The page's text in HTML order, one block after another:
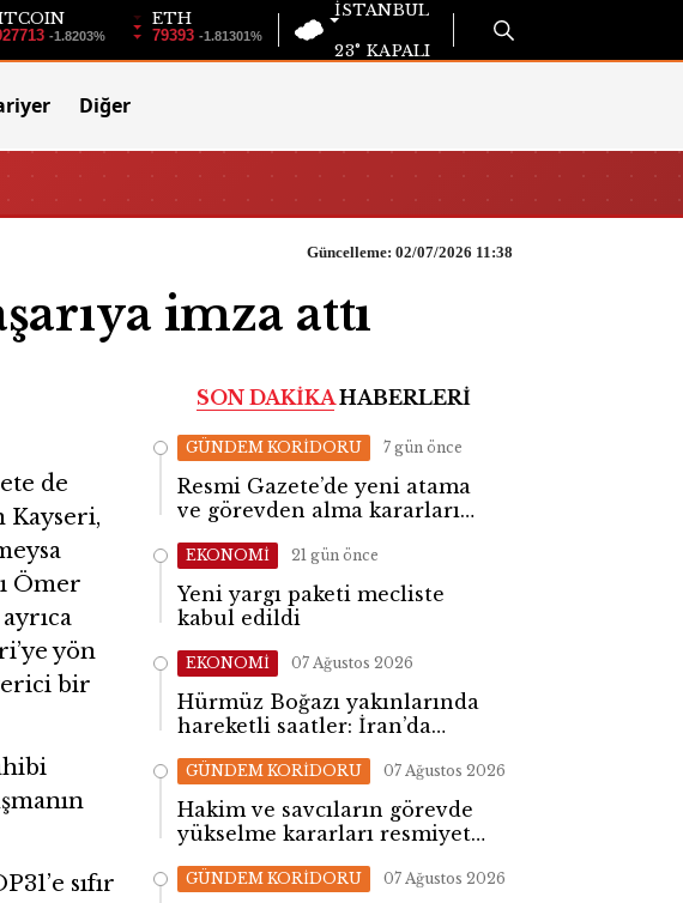
-1.8203%
ETH
79393 -1.81301%
İSTANBUL
23° KAPALI
Diğer
Güncelleme: 02/07/2026 11:38
imza attı
de
Kayseri,
Ömer
yön
bir
sıfır
SON DAKİKAHABERLERİ
GÜNDEM KORİDORU 7 gün önce
Resmi Gazete’de yeni atama
ve görevden alma kararları
EKONOMİ 21 gün önce
Yeni yargı paketi mecliste
kabul edildi
EKONOMİ 07 Ağustos 2026
Hürmüz Boğazı yakınlarında
hareketli saatler: İran’da
GÜNDEM KORİDORU 07 Ağustos 2026
Hakim ve savcıların görevde
yükselme kararları resmiyet
GÜNDEM KORİDORU 07 Ağustos 2026